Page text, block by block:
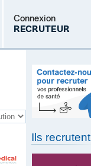
Connexion
RECRUTEUR
Mot de passe oublié
Ils recrutent